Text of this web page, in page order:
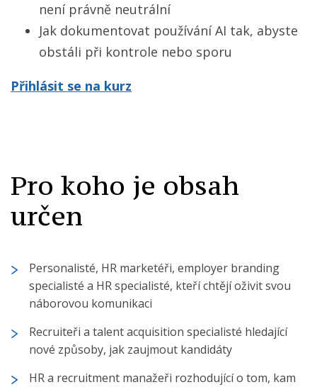
není právně neutrální
Jak dokumentovat používání AI tak, abyste
obstáli při kontrole nebo sporu
Přihlásit se na kurz
Pro koho je obsah
určen
Personalisté, HR marketéři, employer branding
specialisté a HR specialisté, kteří chtějí oživit svou
náborovou komunikaci
Recruiteři a talent acquisition specialisté hledající
nové způsoby, jak zaujmout kandidáty
HR a recruitment manažeři rozhodující o tom, kam